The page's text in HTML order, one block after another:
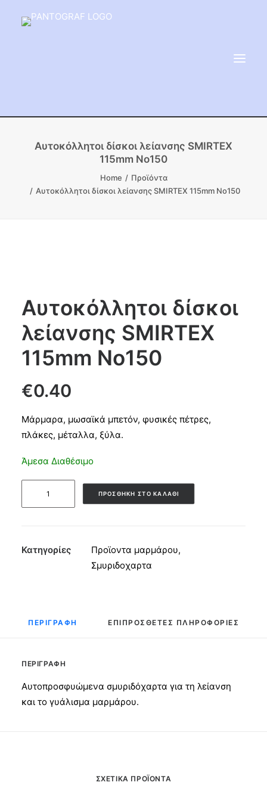
ΕΙΔΗ ΜΝΗΜΕΙΟΥ
ΑΔΑΜΑΝΤΟΦΟΡΟΙ ΔΙΣΚΟΙ
ΠΡΟΪΟΝΤΑ ΜΑΡΜΆΡΟΥ
search
CART
Αυτοκόλλητοι δίσκοι λείανσης SMIRTEX
115mm No150
Home
Προϊόντα
Αυτοκόλλητοι δίσκοι λείανσης SMIRTEX 115mm No150
Αυτοκόλλητοι δίσκοι
λείανσης SMIRTEX
115mm No150
€0.40
Μάρμαρα, μωσαϊκά μπετόν, φυσικές πέτρες,
πλάκες, μέταλλα, ξύλα.
Άμεσα Διαθέσιμο
115mm
ΠΡΟΣΘΉΚΗ ΣΤΟ ΚΑΛΆΘΙ
Κατηγορίες Προϊοντα μαρμάρου,
Σμυριδοχαρτα
ΠΕΡΙΓΡΑΦΉ ΕΠΙΠΡΌΣΘΕΤΕΣ ΠΛΗΡΟΦΟΡΊΕΣ
ΠΕΡΙΓΡΑΦΉ
Αυτοπροσφυώμενα σμυριδόχαρτα για τη λείανση
και το γυάλισμα μαρμάρου.
ΣΧΕΤΙΚΆ ΠΡΟΪΌΝΤΑ